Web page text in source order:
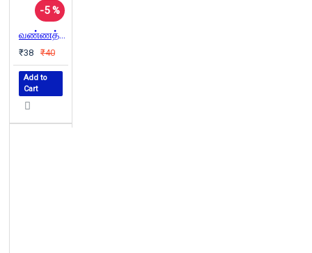
-5 %
வண்ணத்துப் பூச்சி சொன்ன கதை
₹38 ₹40
Add to
Cart